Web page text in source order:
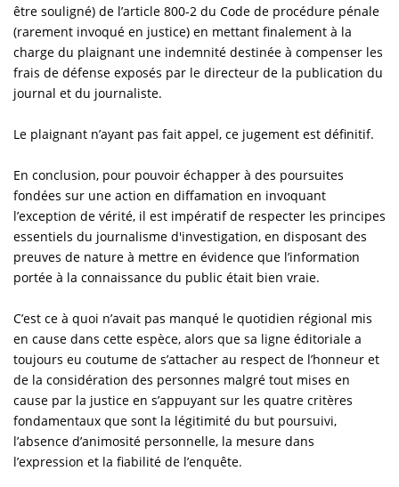
être souligné) de l’article 800-2 du Code de procédure pénale
(rarement invoqué en justice) en mettant finalement à la
charge du plaignant une indemnité destinée à compenser les
frais de défense exposés par le directeur de la publication du
journal et du journaliste.
Le plaignant n’ayant pas fait appel, ce jugement est définitif.
En conclusion, pour pouvoir échapper à des poursuites
fondées sur une action en diffamation en invoquant
l’exception de vérité, il est impératif de respecter les principes
essentiels du journalisme d'investigation, en disposant des
preuves de nature à mettre en évidence que l’information
portée à la connaissance du public était bien vraie.
C’est ce à quoi n’avait pas manqué le quotidien régional mis
en cause dans cette espèce, alors que sa ligne éditoriale a
toujours eu coutume de s’attacher au respect de l’honneur et
de la considération des personnes malgré tout mises en
cause par la justice en s’appuyant sur les quatre critères
fondamentaux que sont la légitimité du but poursuivi,
l’absence d’animosité personnelle, la mesure dans
l’expression et la fiabilité de l’enquête.